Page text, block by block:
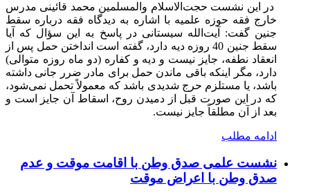
در این نشست حجت‌الاسلام والمسلمین محمد قائینی مدرس
خارج فقه حوزه علمیه با اشاره به دیدگاه فقه درباره سقط
جنین گفت: آیت‌الله سیستانی در پاسخ به این سؤال که آیا
سقط جنین 40روزه دیه دارد، گفته است انداختن حمل پس از
انعقاد نطفه، جایز نیست و دیه و کفاره (دو ماه روزه متوالی)
دارد، مگر اینکه باقی ماندن حمل برای مادر ضرر جانی داشته
باشد، یا مستلزم حرج شدیدی باشد که معمولاً تحمل نمی‌شود،
که در این صورت قبل از دمیدن روح، اسقاط آن جایز است و
بعد از آن مطلقاً جایز نیست.
ادامه مطلب
نشست علمی صدق وطن با اقامت موقت و عدم
صدق وطن با اعراض موقت